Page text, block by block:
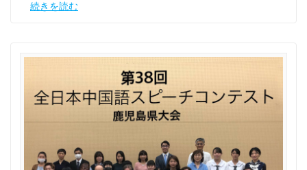
続きを読む